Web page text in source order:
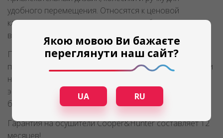
удобного перемещения. Относятся к ценовой
категории "эконом". При этом стоит обратить
внимание на энергопотребление.
При своих небольших и стандартных
производительностях, модели Cooper&Hunter все-таки
немного уступают в экономичности
энергопотребления представленным моделям других
брендов.
Гарантия на осушители Cooper&Hunter составляет 12
месяцев!
Якою мовою Ви бажаєте
переглянути наш сайт?
UA RU